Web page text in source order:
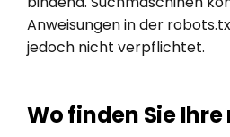
Anweisungen in der
jedoch nicht verpflichtet.
Wo finden Sie